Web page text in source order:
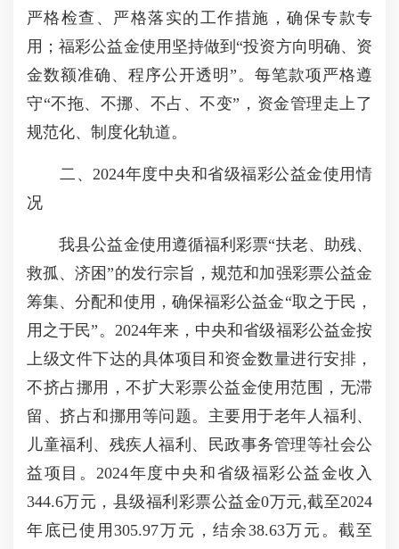
严格检查、严格落实的工作措施，确保专款专
用；福彩公益金使用坚持做到“投资方向明确、资
金数额准确、程序公开透明”。每笔款项严格遵
守“不拖、不挪、不占、不变”，资金管理走上了
规范化、制度化轨道。
二、2024年度中央和省级福彩公益金使用情
况
我县公益金使用遵循福利彩票“扶老、助残、
救孤、济困”的发行宗旨，规范和加强彩票公益金
筹集、分配和使用，确保福彩公益金“取之于民，
用之于民”。2024年来，中央和省级福彩公益金按
上级文件下达的具体项目和资金数量进行安排，
不挤占挪用，不扩大彩票公益金使用范围，无滞
留、挤占和挪用等问题。主要用于老年人福利、
儿童福利、残疾人福利、民政事务管理等社会公
益项目。2024年度中央和省级福彩公益金收入
344.6万元，县级福利彩票公益金0万元,截至2024
年底已使用305.97万元，结余38.63万元。截至